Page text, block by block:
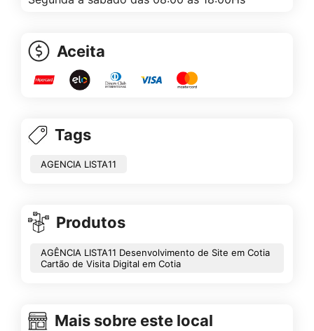
Aceita
Tags
AGENCIA LISTA11
Produtos
AGÊNCIA LISTA11 Desenvolvimento de Site em Cotia
Cartão de Visita Digital em Cotia
Mais sobre este local